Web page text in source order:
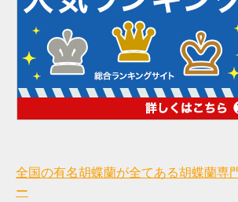
全国の有名胡蝶蘭が全てある胡蝶蘭専
ー